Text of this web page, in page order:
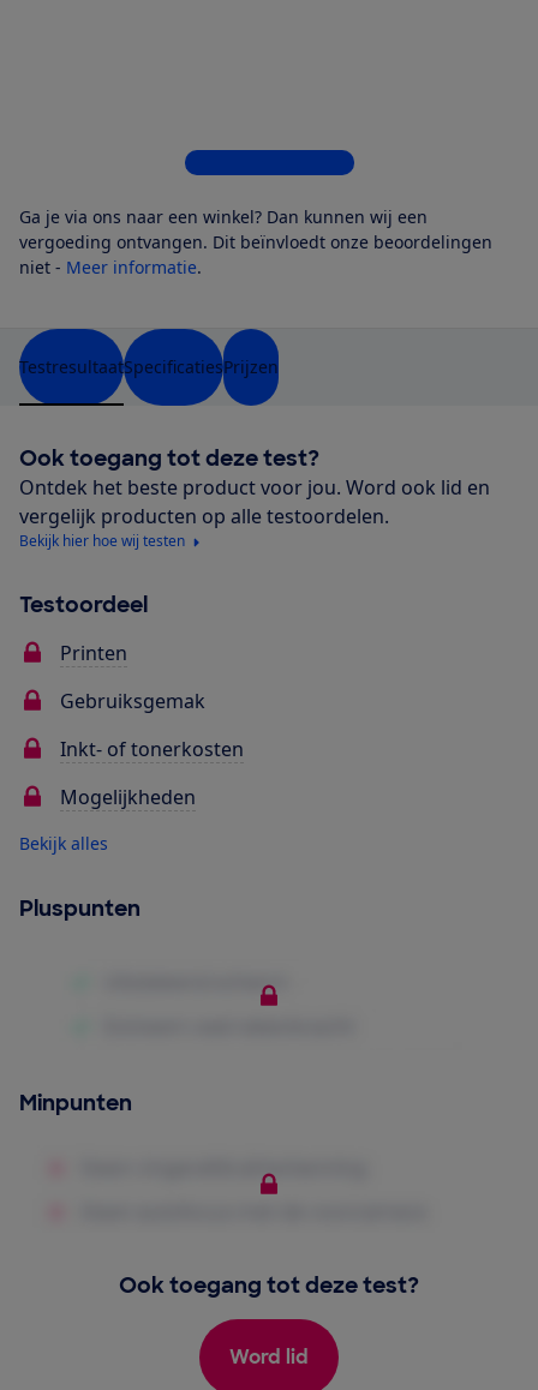
Bekijk alle 10 winkels
Ga je via ons naar een winkel? Dan kunnen wij een
vergoeding ontvangen. Dit beïnvloedt onze beoordelingen
niet - Meer informatie.
TestresultaatSpecificatiesPrijzen
Ook toegang tot deze test?
Ontdek het beste product voor jou. Word ook lid en
vergelijk producten op alle testoordelen.
Bekijk hier hoe wij testen
Testoordeel
Printen
Gebruiksgemak
Inkt- of tonerkosten
Mogelijkheden
Bekijk alles
Pluspunten
Minpunten
Ook toegang tot deze test?
Word lid